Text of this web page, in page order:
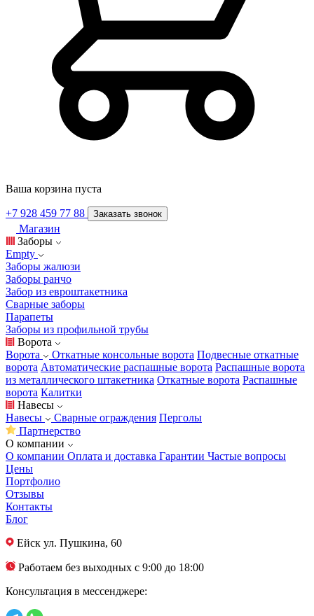
Ваша корзина пуста
+7 928 459 77 88 Заказать звонок
Магазин
Заборы
Empty
Заборы жалюзи
Заборы ранчо
Забор из евроштакетника
Сварные заборы
Парапеты
Заборы из профильной трубы
Ворота
Ворота
Откатные консольные ворота Подвесные откатные
ворота Автоматические распашные ворота Распашные ворота
из металлического штакетника Откатные ворота Распашные
ворота Калитки
Навесы
Навесы
Сварные ограждения Перголы
Партнерство
О компании
О компании Оплата и доставка Гарантии Частые вопросы
Цены
Портфолио
Отзывы
Контакты
Блог
Ейск ул. Пушкина, 60
Работаем без выходных с 9:00 до 18:00
Консультация в мессенджере: